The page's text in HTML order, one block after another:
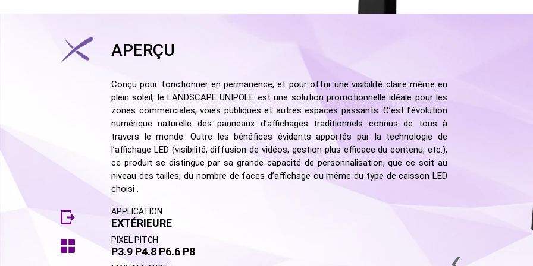
APERÇU
Conçu pour fonctionner en permanence, et pour offrir une visibilité claire même en
plein soleil, le LANDSCAPE UNIPOLE est une solution promotionnelle idéale pour les
zones commerciales, voies publiques et autres espaces passants. C’est l’évolution
numérique naturelle des panneaux d’affichages traditionnels connus de tous à
travers le monde. Outre les bénéfices évidents apportés par la technologie de
l’affichage LED (visibilité, diffusion de vidéos, gestion plus efficace du contenu, etc.),
ce produit se distingue par sa grande capacité de personnalisation, que ce soit au
niveau des tailles, du nombre de faces d’affichage ou même du type de caisson LED
choisi .
APPLICATION
EXTÉRIEURE
PIXEL PITCH
P3.9 P4.8 P6.6 P8